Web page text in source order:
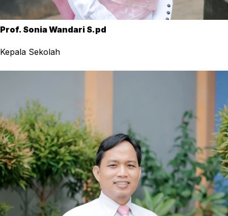
Prof. Sonia Wandari S.pd
Kepala Sekolah